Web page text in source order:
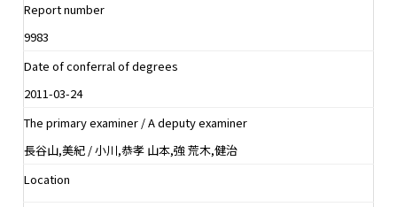
Report number
9983
Date of conferral of degrees
2011-03-24
The primary examiner / A deputy examiner
長谷山,美紀 / 小川,恭孝 山本,強 荒木,健治
Location